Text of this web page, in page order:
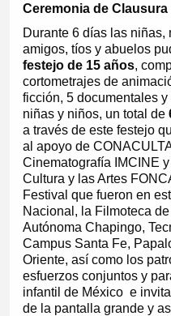
Ceremonia de
Durante 6 días las niñas,
amigos, tíos y abuelos
festejo de 15 años,
cortometrajes de
ficción, 5 documentales
niñas y niños, un total de
a través de este festejo
al apoyo de
Cinematografía IMCINE
Cultura y las Artes
Festival que fueron en
Nacional, la Filmoteca
Autónoma Chapingo,
Campus Santa Fe,
Oriente, así como los
esfuerzos conjuntos y
infantil de México e
de la pantalla grande y